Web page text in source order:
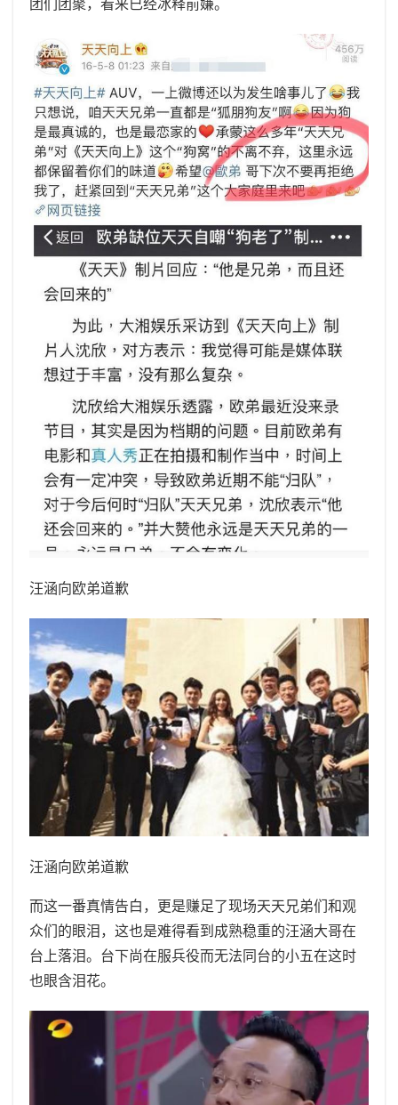
汪涵向欧弟道歉
汪涵向欧弟道歉
而这一番真情告白，更是赚足了现场天天兄弟们和观
众们的眼泪，这也是难得看到成熟稳重的汪涵大哥在
台上落泪。台下尚在服兵役而无法同台的小五在这时
也眼含泪花。